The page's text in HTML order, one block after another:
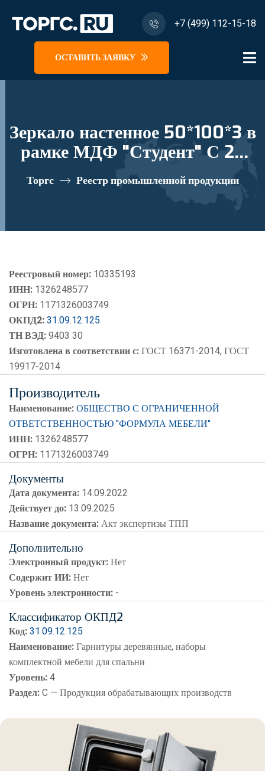
+7 (499) 112-15-18
ОСТАВИТЬ ЗАЯВКУ
Зеркало настенное 50*100*3 в
рамке МДФ "Студент" С 24
реестровый номер 10335193
Торгс Реестр промышленной продукции
Реестровый номер: 10335193
ИНН: 1326248577
ОГРН: 1171326003749
ОКПД2:31.09.12.125
ТН ВЭД:9403 30
Изготовлена в соответствии с:ГОСТ 16371-2014, ГОСТ
19917-2014
Производитель
Наименование:ОБЩЕСТВО С ОГРАНИЧЕННОЙ
ОТВЕТСТВЕННОСТЬЮ "ФОРМУЛА МЕБЕЛИ"
ИНН: 1326248577
ОГРН: 1171326003749
Документы
Дата документа: 14.09.2022
Действует до: 13.09.2025
Название документа:Акт экспертизы ТПП
Дополнительно
Электронный продукт:Нет
Содержит ИИ:Нет
Уровень электронности: -
Классификатор ОКПД2
Код:31.09.12.125
Наименование:Гарнитуры деревянные, наборы
комплектной мебели для спальни
Уровень:4
Раздел:C — Продукция обрабатывающих производств